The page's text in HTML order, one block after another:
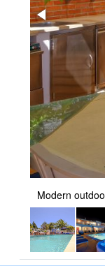
Spacious